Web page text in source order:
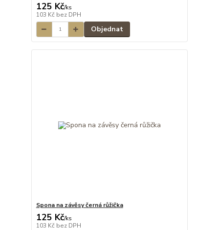
125 Kč/ks
103 Kč bez DPH
Objednat
Spona na závěsy černá růžička
125 Kč/ks
103 Kč bez DPH